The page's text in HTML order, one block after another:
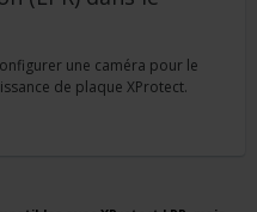
une caméra pour le
de plaque XProtect.